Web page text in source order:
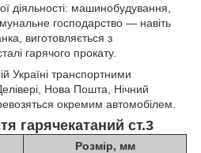
діяльності: машинобудування,
господарство — навіть
виготовляється з
гарячого прокату.
Україні транспортними
Нова Пошта, Нічний
окремим автомобілем.
гарячекатаний ст.3
Розмір, мм